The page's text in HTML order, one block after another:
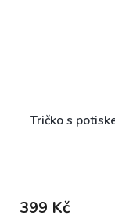
Tričko s
399 Kč